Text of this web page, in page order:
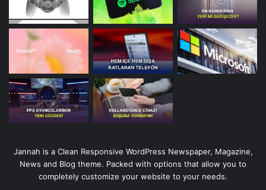
Jannah is a Clean Responsive WordPress Newspaper, Magazine,
News and Blog theme. Packed with options that allow you to
completely customize your website to your needs.